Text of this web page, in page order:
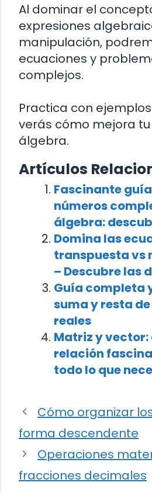
Al dominar el
expresiones
manipulación,
ecuaciones y
complejos.
Practica con
verás cómo mejora
álgebra.
Artículos
Fascinante
números
álgebra:
Domina las
transpuesta vs
– Descubre las
Guía completa
suma y resta
reales
Matriz y vector:
relación
todo lo que
Cómo organizar
forma descendente
Operaciones
fracciones decimales